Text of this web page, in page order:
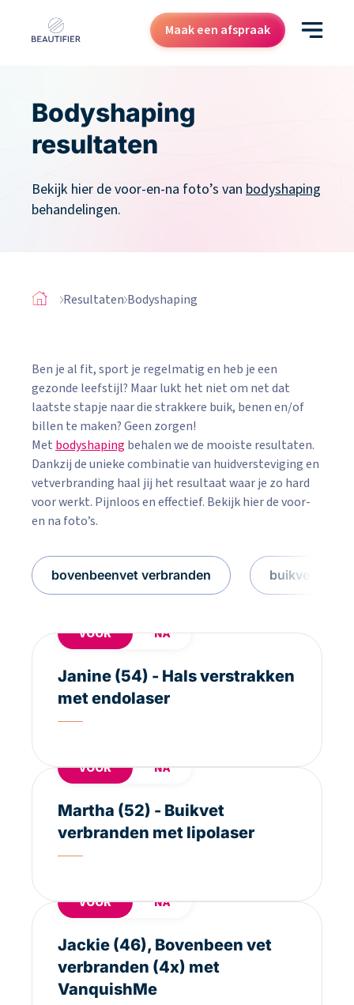
Maak een afspraak
Resultaten
Over ons
Contact
Bodyshaping
resultaten
Bekijk hier de voor-en-na foto’s van bodyshaping
behandelingen.
Resultaten Bodyshaping
Ben je al fit, sport je regelmatig en heb je een
gezonde leefstijl? Maar lukt het niet om net dat
laatste stapje naar die strakkere buik, benen en/of
billen te maken? Geen zorgen!
Met bodyshapingbehalen we de mooiste resultaten.
Dankzij de unieke combinatie van huidversteviging en
vetverbranding haal jij het resultaat waar je zo hard
voor werkt. Pijnloos en effectief. Bekijk hier de voor-
en na foto’s.
bovenbeenvet verbranden buikvet
VOOR NA
Janine (54) - Hals verstrakken
met endolaser
VOOR NA
Martha (52) - Buikvet
verbranden met lipolaser
VOOR NA
Jackie (46), Bovenbeen vet
verbranden (4x) met
VanquishMe